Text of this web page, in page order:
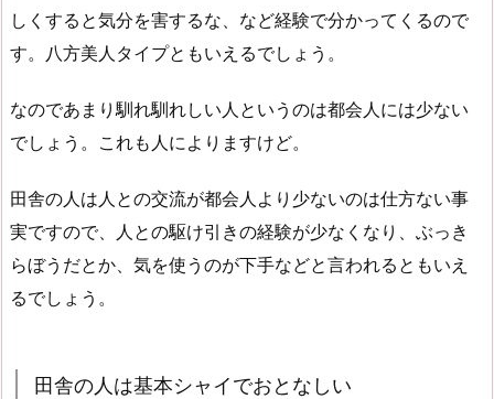
しくすると気分を害するな、など経験で分かってくるので
す。八方美人タイプともいえるでしょう。
なのであまり馴れ馴れしい人というのは都会人には少ない
でしょう。これも人によりますけど。
田舎の人は人との交流が都会人より少ないのは仕方ない事
実ですので、人との駆け引きの経験が少なくなり、ぶっき
らぼうだとか、気を使うのが下手などと言われるともいえ
るでしょう。
田舎の人は基本シャイでおとなしい